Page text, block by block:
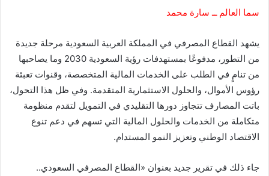
سما العالم ــ سارة محمد
يشهد القطاع المصرفي في المملكة العربية السعودية مرحلة جديدة
من التطور، مدفوعًا بمستهدفات رؤية السعودية 2030 وما يصاحبها
من تنامٍ في الطلب على الخدمات المالية المتخصصة، وقنوات تعبئة
رؤوس الأموال، والحلول الاستثمارية المتقدمة. وفي ظل هذا التحول،
باتت المصارف تتجاوز دورها التقليدي في التمويل لتقدم منظومة
متكاملة من الخدمات والحلول المالية التي تسهم في دعم تنوع
الاقتصاد الوطني وتعزيز النمو المستدام.
جاء ذلك في تقرير جديد بعنوان «القطاع المصرفي السعودي..